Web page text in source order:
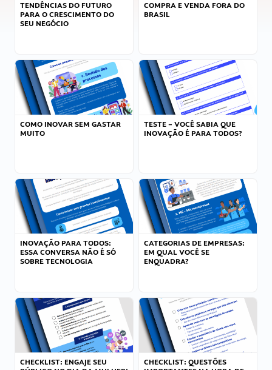
TENDÊNCIAS DO FUTURO
PARA O CRESCIMENTO DO
SEU NEGÓCIO
COMPRA E VENDA FORA DO
BRASIL
COMO INOVAR SEM GASTAR
MUITO
TESTE – VOCÊ SABIA QUE
INOVAÇÃO É PARA TODOS?
INOVAÇÃO PARA TODOS:
ESSA CONVERSA NÃO É SÓ
SOBRE TECNOLOGIA
CATEGORIAS DE EMPRESAS:
EM QUAL VOCÊ SE
ENQUADRA?
CHECKLIST: ENGAJE SEU
CHECKLIST: QUESTÕES